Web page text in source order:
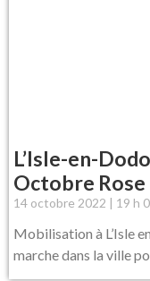
L’Isle-en-
Octobre Rose
14 octobre 2022 19 h
Mobilisation à L’Isle
marche dans la ville